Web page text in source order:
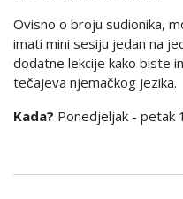
Ovisno o broju sudionika,
imati mini sesiju jedan na
dodatne lekcije kako biste
tečajeva njemačkog jezika.
Kada? Ponedjeljak - petak